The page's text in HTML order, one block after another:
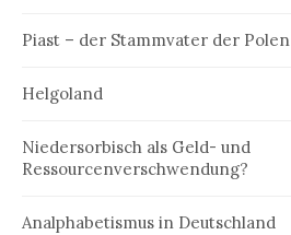
Piast – der Stammvater der Polen
Helgoland
Niedersorbisch als Geld- und
Ressourcenverschwendung?
Analphabetismus in Deutschland